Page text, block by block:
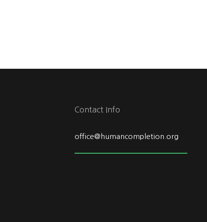
Contact Info
office@humancompletion.org